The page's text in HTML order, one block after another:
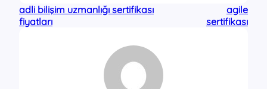
adli bilişim uzmanlığı sertifikası
fiyatları
agile
sertifikası